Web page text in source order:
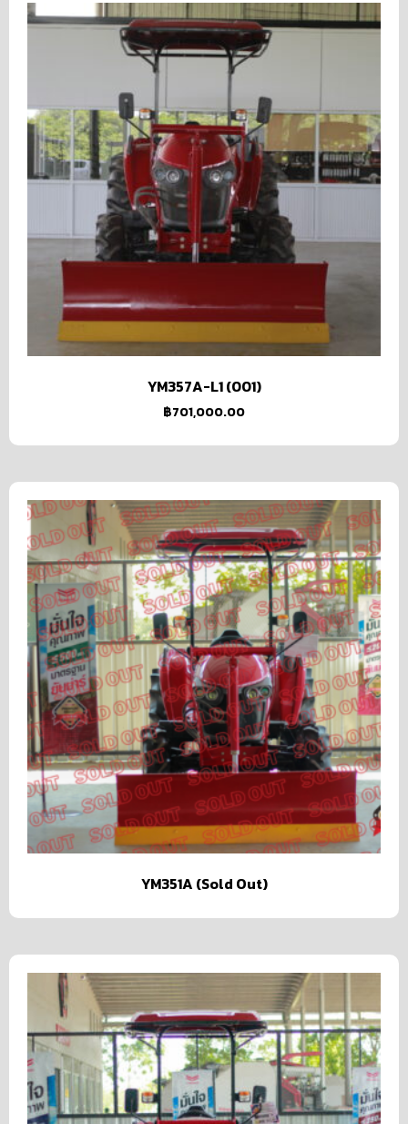
YM357A-L1 (001)
฿701,000.00
YM351A (Sold Out)